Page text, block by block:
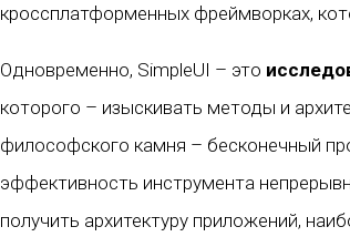
кроссплатформенных фреймворках,
Одновременно, SimpleUI – это
которого – изыскивать методы и
философского камня – бесконечный
эффективность инструмента
получить архитектуру приложений,